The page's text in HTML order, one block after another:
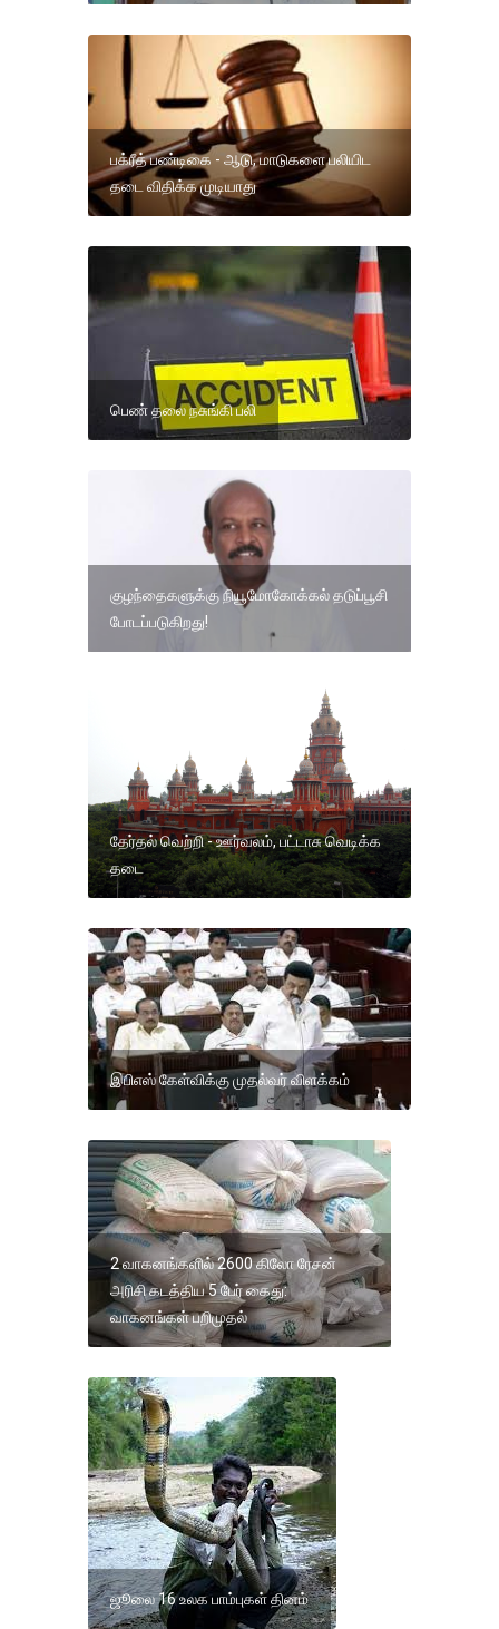
பக்ரீத் பண்டிகை - ஆடு, மாடுகளை பலியிட
தடை விதிக்க முடியாது
பெண் தலை நசுங்கி பலி
குழந்தைகளுக்கு நியூமோகோக்கல் தடுப்பூசி
போடப்படுகிறது!
தேர்தல் வெற்றி - ஊர்வலம், பட்டாசு வெடிக்க
தடை
இபிஎஸ் கேள்விக்கு முதல்வர் விளக்கம்
2 வாகனங்களில் 2600 கிலோ ரேசன்
அரிசி கடத்திய 5 பேர் கைது:
வாகனங்கள் பறிமுதல்
ஜூலை 16 உலக பாம்புகள் தினம்